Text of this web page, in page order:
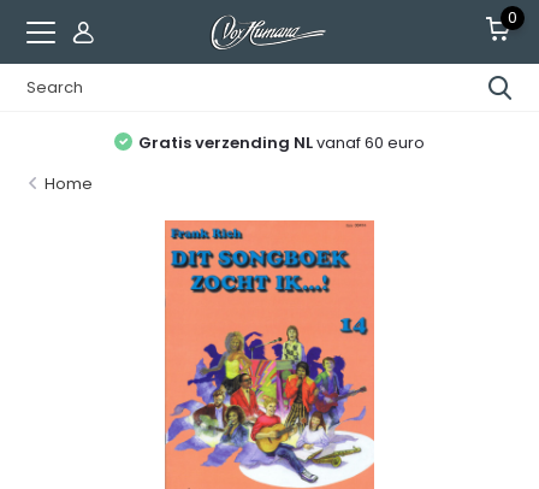
0
Gratis verzending NLvanaf 60 euro
Home